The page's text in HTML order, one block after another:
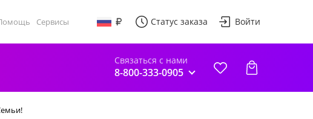
Сервисы Статус заказа Войти
Связаться с нами
8-800-333-0905